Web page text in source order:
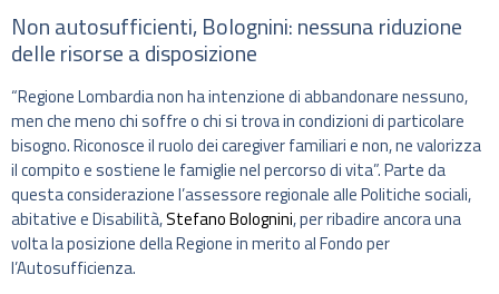
Non autosufficienti, Bolognini: nessuna riduzione
delle risorse a disposizione
“Regione Lombardia non ha intenzione di abbandonare nessuno,
men che meno chi soffre o chi si trova in condizioni di particolare
bisogno. Riconosce il ruolo dei caregiver familiari e non, ne valorizza
il compito e sostiene le famiglie nel percorso di vita”. Parte da
questa considerazione l’assessore regionale alle Politiche sociali,
abitative e Disabilità,Stefano Bolognini, per ribadire ancora una
volta la posizione della Regione in merito al Fondo per
l’Autosufficienza.